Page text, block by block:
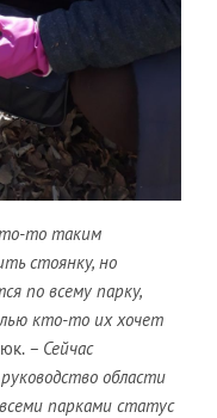
то таким
стоянку, но
по всему парку,
кто-то их хочет
– Сейчас
области
парками статус